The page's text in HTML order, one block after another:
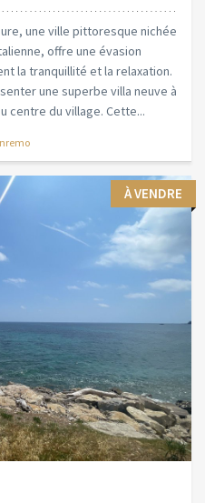
une ville pittoresque nichée
offre une évasion
la tranquillité et la relaxation.
une superbe villa neuve à
centre du village. Cette...
À VENDRE